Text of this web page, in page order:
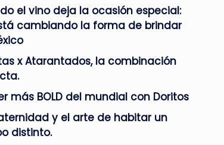
el vino deja la ocasión especial:
cambiando la forma de brindar
x Atarantados, la combinación
más BOLD del mundial con Doritos
y el arte de habitar un
distinto.